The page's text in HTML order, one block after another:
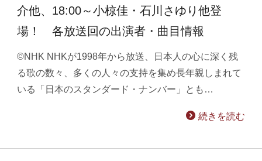
介他、18:00～小椋佳・石川さゆり他登
場！ 各放送回の出演者・曲目情報
©NHK NHKが1998年から放送、日本人の心に深く残
る歌の数々、多くの人々の支持を集め長年親しまれて
いる「日本のスタンダード・ナンバー」とも…
続きを読む